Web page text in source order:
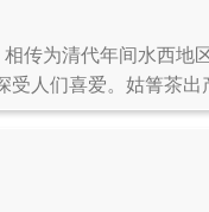
相传为清代年间水西地
受人们喜爱。姑箐茶